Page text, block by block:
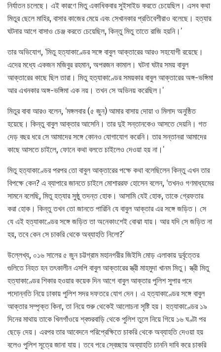
নির্যাতন চলেছে। এই কারণে মিতু একাধিকবার সুইসাইড করতে চেয়েছিল। এসব কথা
মিতুর ছেলে মাহির, বাসার কাজের মেয়ে এবং সেখানকার প্রতিবেশীরাও বলেছে। হত্যার
ঘটনার আগে বাসাও চেঞ্জ করতে চেয়েছিল, কিন্তু মিতু তাতে রাজি হয়নি।’
তার অভিযোগ, ‘মিতু হত্যাকাণ্ডের সঙ্গে বাবুল আক্তারের আরও সহযোগী রয়েছে।
এদের মধ্যে একজন মজিবুর রহমান, অপরজন কামাল। ঘটনা ঘটার সময় বাবুল
আক্তারের কাছে ছিল তারা। মিতু হত্যাকাণ্ডের সময়কার বাবুল আক্তারের অঙ্গ-ভঙ্গিমা
আর এখনকার অঙ্গ-ভঙ্গিমা এক নয়। তখন সে অভিনয় করেছিল।’
মিতুর বাবা আরও বলেন, ‘মঙ্গলবার (৫ জুন) আমার বাসায় দোয়া ও মিলাদ অনুষ্ঠিত
হয়েছে। কিন্তু বাবুল আক্তার আসেনি। তার দুই সন্তানকেও আসতে দেয়নি। গত
দেড় বছর ধরে সে আমাদের সঙ্গে কোনও যোগাযোগ করেনি। তার সন্তানরা আমাদের
কাছে আসতে চাইলে, ফোনে কথা বলতে চাইলেও দেওয়া হয় না।’
মিতু হত্যাকাণ্ডের পরপর তো বাবুল আক্তারের পক্ষে কথা বলেছিলেন কিন্তু এখন তার
বিপক্ষে কেন? এ ব্যাপারে জানতে চাইলে মোশাররফ হোসেন বলেন, ‘তখনও গণমাধ্যমের
সামনে বলেছি, মিতু হত্যার সুষ্ঠু তদন্ত হোক। আসামি যেই হোক, তাকে গ্রেফতার
করা হোক। কিন্তু তখন তো জানতে পারিনি যে বাবুল আক্তার এর সঙ্গে জড়িত। সে
যে এই হত্যাকাণ্ডের সঙ্গে জড়িত তা অনেকাংশেই বোঝা যায়। আর যদি সে জড়িত না
হয়, তবে কেন সে চাকরি থেকে অব্যাহতি নিলো?’
উল্লেখ্য, ০১৬ সালের ৫ জুন চট্টগ্রাম মহানগরীর জিইসি মোড় এলাকায় দুর্বৃত্তের
গুলিতে নিহত হন তৎকালীন এসপি বাবুল আক্তারের স্ত্রী মাহমুদা খানম মিতু। স্ত্রী মিতু
হত্যাকাণ্ডের শিকার হওয়ার কয়েক দিন আগে বাবুল আক্তার পুলিশ সুপার পদে
পদোন্নতি নিয়ে ঢাকায় পুলিশ সদর দফতরে যোগ দেন। এ হত্যাকাণ্ডের সঙ্গে বাবুল
আক্তার সম্পৃক্ত কিনা, তা নিয়ে শুরু থেকেই আলোচনা সৃষ্টি হয়। হত্যাকাণ্ডের ১৯
দিনের মাথায় তাকে খিলগাঁওয়ে শ্বশুরবাড়ি থেকে পুলিশ তুলে নিয়ে গিয়ে ১৬ ঘণ্টা পর
ছেড়ে দেয়। এরপর তার আবেদনে পরিপ্রেক্ষিতে চাকরি থেকে অব্যাহতি দেওয়া হয়
বলেও পুলিশ সূত্রে জানা যায়। তবে পরে স্বেচ্ছায় অব্যাহতি চাননি দাবি করে চাকরি